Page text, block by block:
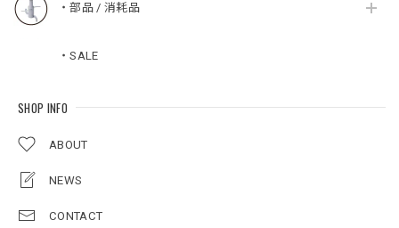
・部品 / 消耗品
・SALE
SHOP INFO
ABOUT
NEWS
CONTACT